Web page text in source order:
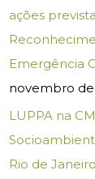
ações
Emergência
novembro de
LUPPA na
Rio de Janeiro